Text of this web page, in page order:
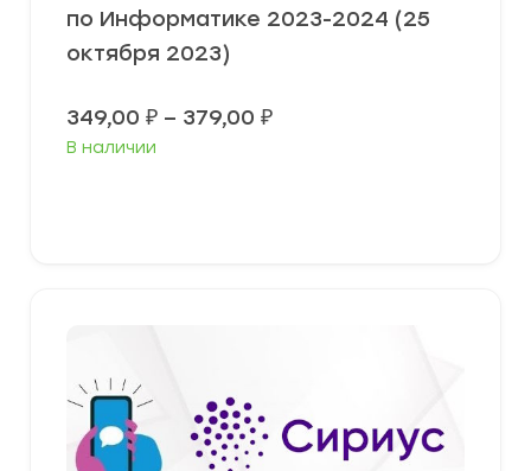
по Информатике 2023-2024 (25
октября 2023)
349,00 ₽ – 379,00 ₽Диапазон
В наличии